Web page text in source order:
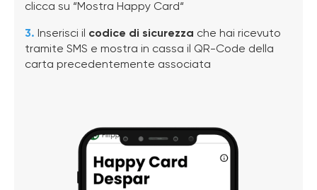
clicca su “Mostra Happy Card“
3. Inserisci il codice di sicurezza che hai ricevuto
tramite SMS e mostra in cassa il QR-Code della
carta precedentemente associata